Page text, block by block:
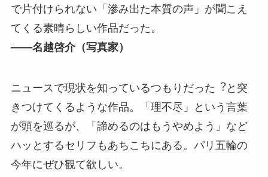
で⽚付けられない「滲み出た本質の声」が聞こえ
てくる素晴らしい作品だった。
――名越啓介（写真家）
ニュースで現状を知っているつもりだった︖と突
きつけてくるような作品。「理不尽」という⾔葉
が頭を巡るが、「諦めるのはもうやめよう」など
ハッとするセリフもあちこちにある。パリ五輪の
今年にぜひ観て欲しい。